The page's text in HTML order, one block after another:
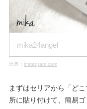
mika24angel
出典： instagram.com
まずはセリアから「ど
所に貼り付けて、簡易ゴ